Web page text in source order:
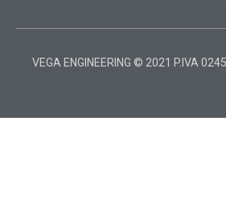
VEGA ENGINEERING © 2021 P.IVA